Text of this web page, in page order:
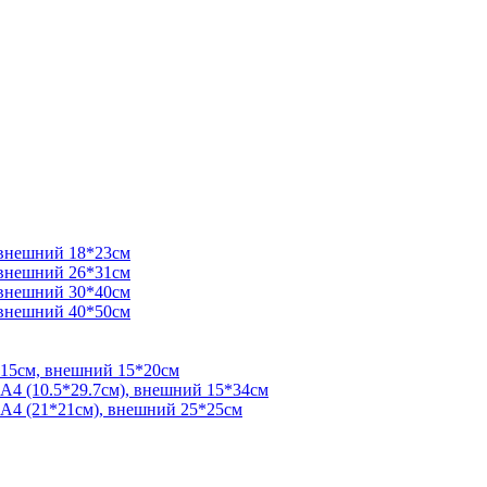
18*23см
26*31см
30*40см
40*50см
внешний 15*20см
А4 (10.5*29.7см), внешний 15*34см
А4 (21*21см), внешний 25*25см